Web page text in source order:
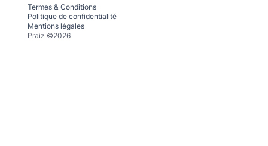
Termes & Conditions
Politique de confidentialité
Mentions légales
Praiz ©2026